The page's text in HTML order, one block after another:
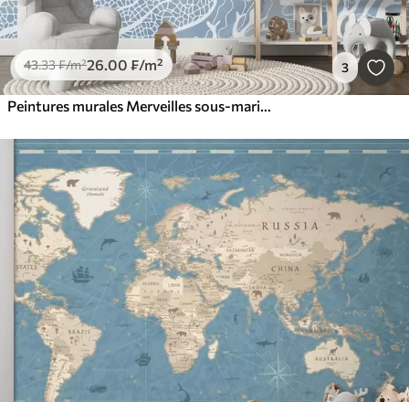
43.33₣/m²26.00 ₣/m² 3
Peintures murales Merveilles sous-marines de la vie marine